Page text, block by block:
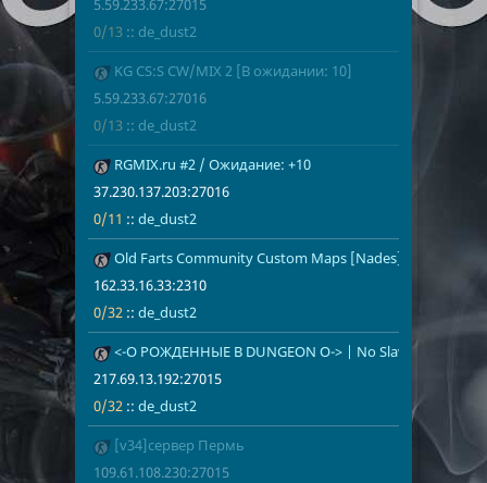
5.59.233.67:27015
0/13 :: de_dust2
KG CS:S CW/MIX 2 [В ожидании: 10]
5.59.233.67:27016
0/13 :: de_dust2
RGMIX.ru #2 / Ожидание: +10
37.230.137.203:27016
0/11 :: de_dust2
Old Farts Community Custom Maps
162.33.16.33:2310
0/32 :: de_dust2
<-O РОЖДЕННЫЕ В DUNGEON O-> | No Slaves |
217.69.13.192:27015
0/32 :: de_dust2
0/32
de_dust2
[v34]сервер Пермь
109.61.108.230:27015
0/32
de_dust2
5